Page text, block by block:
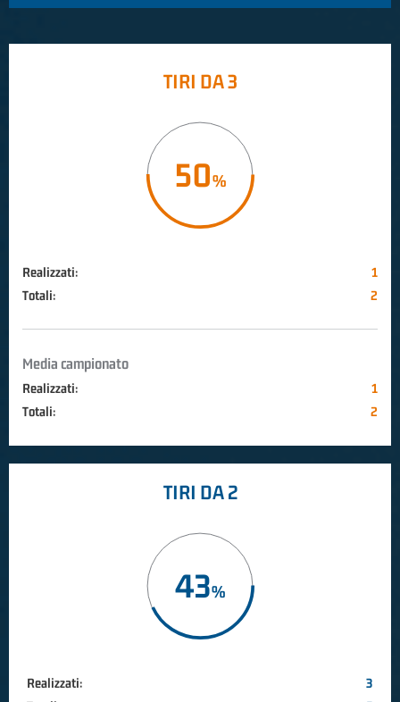
TIRI DA 3
50
Realizzati:
1
Totali:
2
Media campionato
Realizzati:
1
Totali:
2
TIRI DA 2
43
Realizzati:
3